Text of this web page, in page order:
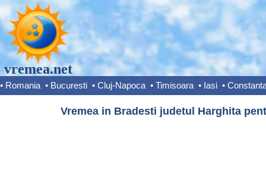
vremea.net
• Romania • Bucuresti • Cluj-Napoca • Timisoara • Iasi •
Vremea in Bradesti judetul Harghita